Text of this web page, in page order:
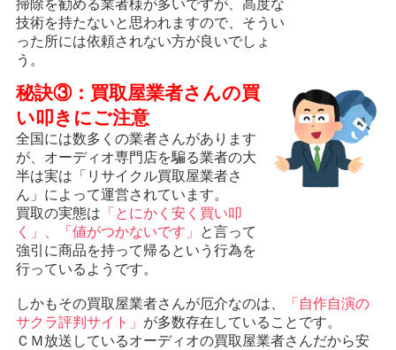
掃除を勧める業者様が多いですが、高度な
技術を持たないと思われますので、そうい
った所には依頼されない方が良いでしょ
う。
秘訣③：買取屋業者さんの買
い叩きにご注意
全国には数多くの業者さんがあります
が、オーディオ専門店を騙る業者の大
半は実は「リサイクル買取屋業者さ
ん」によって運営されています。
買取の実態は 「とにかく安く買い叩
く」、「値がつかないです」
と言って
強引に商品を持って帰るという行為を
行っているようです。
しかもその買取屋業者さんが厄介なのは、
「自作自演の
サクラ評判サイト」 が多数存在していることです。
ＣＭ放送しているオーディオの買取屋業者さんだから安